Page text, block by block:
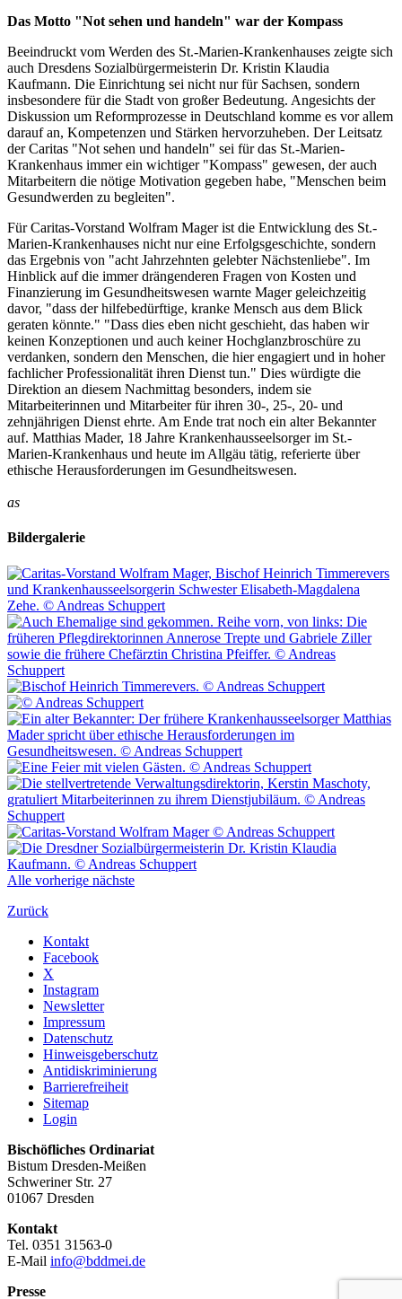
Das Motto "Not sehen und handeln" war der Kompass
Beeindruckt vom Werden des St.-Marien-Krankenhauses zeigte sich
auch Dresdens Sozialbürgermeisterin Dr. Kristin Klaudia
Kaufmann. Die Einrichtung sei nicht nur für Sachsen, sondern
insbesondere für die Stadt von großer Bedeutung. Angesichts der
Diskussion um Reformprozesse in Deutschland komme es vor allem
darauf an, Kompetenzen und Stärken hervorzuheben. Der Leitsatz
der Caritas "Not sehen und handeln" sei für das St.-Marien-
Krankenhaus immer ein wichtiger "Kompass" gewesen, der auch
Mitarbeitern die nötige Motivation gegeben habe, "Menschen beim
Gesundwerden zu begleiten".
Für Caritas-Vorstand Wolfram Mager ist die Entwicklung des St.-
Marien-Krankenhauses nicht nur eine Erfolgsgeschichte, sondern
das Ergebnis von "acht Jahrzehnten gelebter Nächstenliebe". Im
Hinblick auf die immer drängenderen Fragen von Kosten und
Finanzierung im Gesundheitswesen warnte Mager geleichzeitig
davor, "dass der hilfebedürftige, kranke Mensch aus dem Blick
geraten könnte." "Dass dies eben nicht geschieht, das haben wir
keinen Konzeptionen und auch keiner Hochglanzbroschüre zu
verdanken, sondern den Menschen, die hier engagiert und in hoher
fachlicher Professionalität ihren Dienst tun." Dies würdigte die
Direktion an diesem Nachmittag besonders, indem sie
Mitarbeiterinnen und Mitarbeiter für ihren 30-, 25-, 20- und
zehnjährigen Dienst ehrte. Am Ende trat noch ein alter Bekannter
auf. Matthias Mader, 18 Jahre Krankenhausseelsorger im St.-
Marien-Krankenhaus und heute im Allgäu tätig, referierte über
ethische Herausforderungen im Gesundheitswesen.
as
Bildergalerie
Alle vorherige nächste
Zurück
Kontakt
Facebook
X
Instagram
Newsletter
Impressum
Datenschutz
Hinweisgeberschutz
Antidiskriminierung
Barrierefreiheit
Sitemap
Login
Bischöfliches Ordinariat
Bistum Dresden-Meißen
Schweriner Str. 27
01067 Dresden
Kontakt
Tel. 0351 31563-0
E-Mail info@bddmei.de
Presse